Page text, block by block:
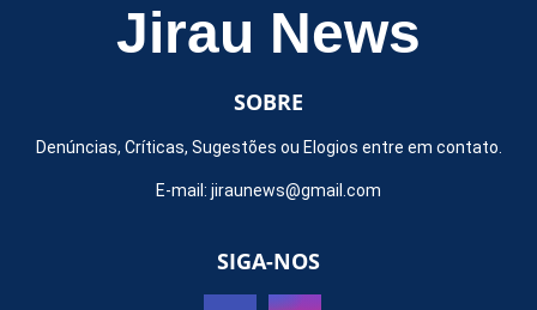
Jirau News
SOBRE
Denúncias, Críticas, Sugestões ou Elogios entre em contato.
E-mail: jiraunews@gmail.com
SIGA-NOS